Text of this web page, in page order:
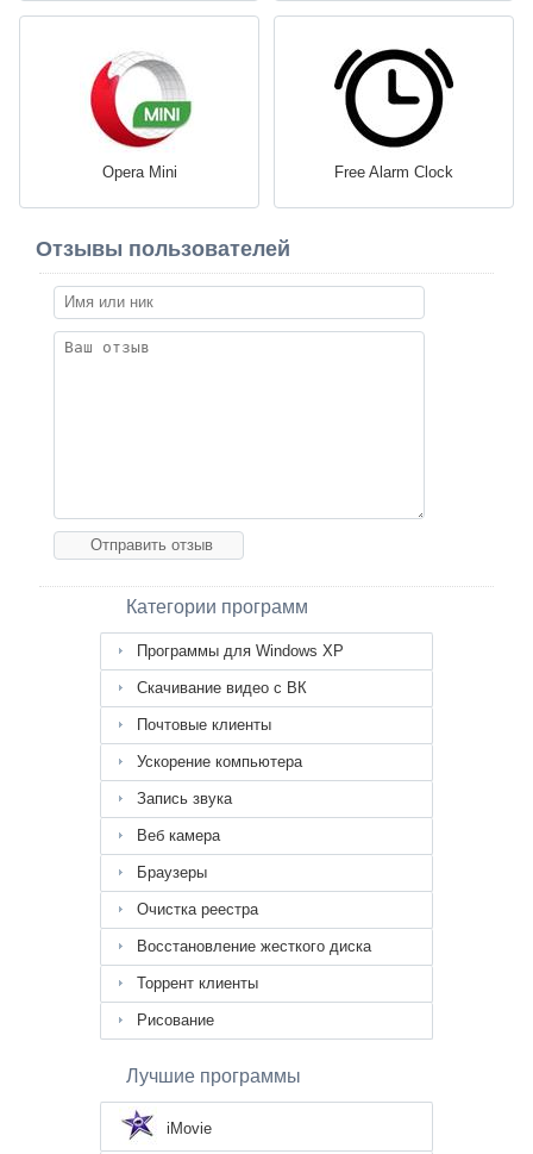
Opera Mini Free Alarm Clock
Отзывы пользователей
Категории программ
Программы для Windows XP
Скачивание видео с ВК
Почтовые клиенты
Ускорение компьютера
Запись звука
Веб камера
Браузеры
Очистка реестра
Восстановление жесткого диска
Торрент клиенты
Рисование
Лучшие программы
iMovie